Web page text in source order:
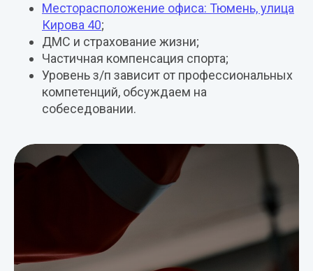
Месторасположение офиса: Тюмень, улица
Кирова 40;
ДМС и страхование жизни;
Частичная компенсация спорта;
Уровень з/п зависит от профессиональных
компетенций, обсуждаем на
собеседовании.